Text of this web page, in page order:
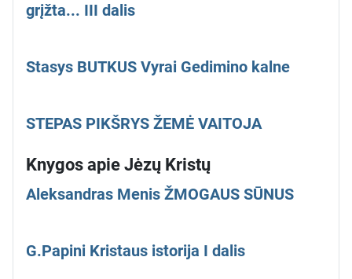
grįžta... III dalis
Stasys BUTKUS Vyrai Gedimino kalne
STEPAS PIKŠRYS ŽEMĖ VAITOJA
Knygos apie Jėzų Kristų
Aleksandras Menis ŽMOGAUS SŪNUS
G.Papini Kristaus istorija I dalis